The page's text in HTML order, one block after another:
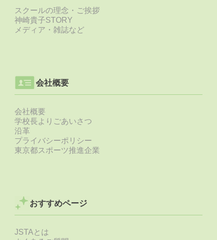
スクールの理念・ご挨拶
神崎貴子STORY
メディア・雑誌など
会社概要
会社概要
学校長よりごあいさつ
沿革
プライバシーポリシー
東京都スポーツ推進企業
おすすめページ
JSTAとは